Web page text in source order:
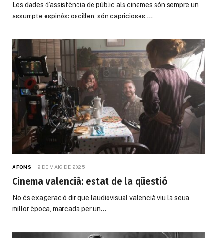
Les dades d’assistència de públic als cinemes són sempre un
assumpte espinós: oscil·len, són capricioses,…
A FONS 9 DE MAIG DE 2025
Cinema valencià: estat de la qüestió
No és exageració dir que l’audiovisual valencià viu la seua
millor època, marcada per un…